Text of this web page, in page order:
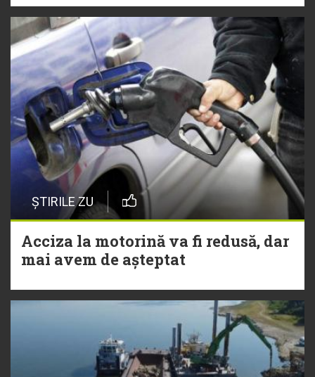
ȘTIRILE ZU
Acciza la motorină va fi redusă, dar
mai avem de așteptat